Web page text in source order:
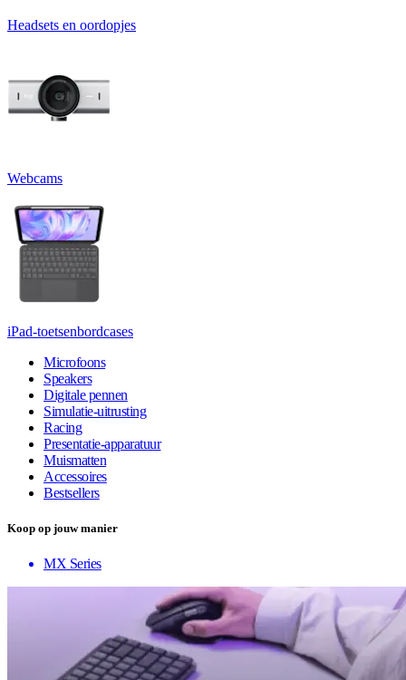
Headsets en oordopjes
Webcams
iPad-toetsenbordcases
Microfoons
Speakers
Digitale pennen
Simulatie-uitrusting
Racing
Presentatie-apparatuur
Muismatten
Accessoires
Bestsellers
Koop op jouw manier
MX Series